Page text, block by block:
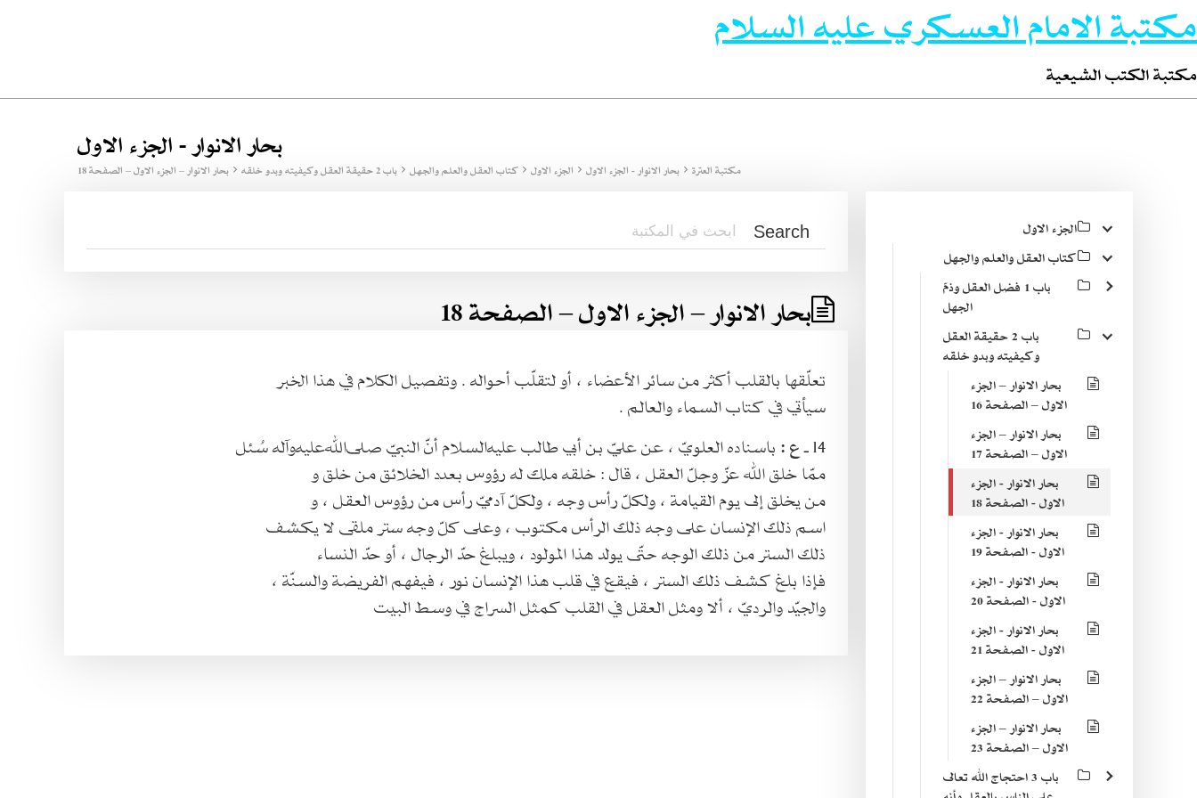
مكتبة الامام العسكري عليه السلام
مكتبة الكتب الشيعية
بحار الانوار - الجزء الاول
مكتبة العترة بحار الانوار - الجزء الاول الجزء الاول كتاب العقل والعلم والجهل باب 2 حقيقة العقل وكيفيته وبدو خلقه بحار الانوار – الجزء الاول – الصفحة 18
بحار الانوار – الجزء الاول – الصفحة 18
تعلّقها بالقلب أكثر من سائر الأعضاء ، أو لتقلّب أحواله . وتفصيل الكلام في هذا الخبر
سيأتي في كتاب السماء والعالم .
14 ـ ع :باسناده العلويّ ، عن عليّ بن أبي طالب عليه‌السلام أنّ النبيّ صلى‌الله‌عليه‌وآله سُئل
ممّا خلق الله عزّ وجلّ العقل ، قال : خلقه ملك له رؤوس بعدد الخلائق من خلق و
من يخلق إلى يوم القيامة ، ولكلّ رأس وجه ، ولكلّ آدميّ رأس من رؤوس العقل ، و
اسم ذلك الإنسان على وجه ذلك الرأس مكتوب ، وعلى كلّ وجه ستر ملقى لا يكشف
ذلك الستر من ذلك الوجه حتّى يولد هذا المولود ، ويبلغ حدّ الرجال ، أو حدّ النساء
فإذا بلغ كشف ذلك الستر ، فيقع في قلب هذا الإنسان نور ، فيفهم الفريضة والسنّة ،
والجيّد والرديّ ، ألا ومثل العقل في القلب كمثل السراج في وسط البيت
الجزء الاول
كتاب العقل والعلم والجهل
باب 1 فضل العقل وذمّ
الجهل
باب 2 حقيقة العقل
وكيفيته وبدو خلقه
بحار الانوار – الجزء
الاول – الصفحة 16
بحار الانوار – الجزء
الاول – الصفحة 17
بحار الانوار - الجزء
الاول - الصفحة 18
بحار الانوار - الجزء
الاول - الصفحة 19
بحار الانوار - الجزء
الاول - الصفحة 20
بحار الانوار - الجزء
الاول - الصفحة 21
بحار الانوار – الجزء
الاول – الصفحة 22
بحار الانوار – الجزء
الاول – الصفحة 23
باب 3 احتجاج الله تعالى